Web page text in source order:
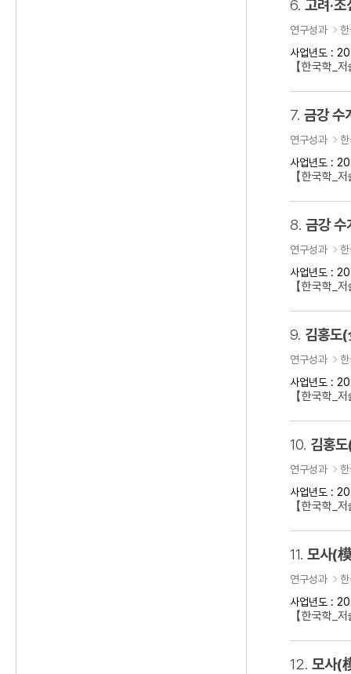
6. 고려·
연구성과
사업년도 :
【한국학
7. 금강 수
연구성과
사업년도 :
【한국학_
8. 금강 수
연구성과
사업년도 :
【한국학
9. 김홍도
연구성과
사업년도 :
【한국학_
10. 김홍
연구성과
사업년도 :
【한국학_
11. 모사(
연구성과
사업년도 :
【한국학_
12. 모사(